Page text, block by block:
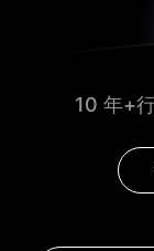
10 年+